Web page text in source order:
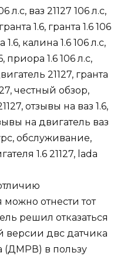
можно отнести тот
решил отказаться
версии двс датчика
(ДМРВ) в пользу